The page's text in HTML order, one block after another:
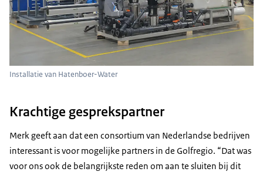
Installatie van Hatenboer-Water
Krachtige gesprekspartner
Merk geeft aan dat een consortium van Nederlandse bedrijven
interessant is voor mogelijke partners in de Golfregio. “Dat was
voor ons ook de belangrijkste reden om aan te sluiten bij dit